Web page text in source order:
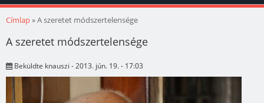
Jelenlegi hely
Címlap» A szeretet módszertelensége
A szeretet módszertelensége
Beküldte knauszi - 2013. jún. 19. - 17:03